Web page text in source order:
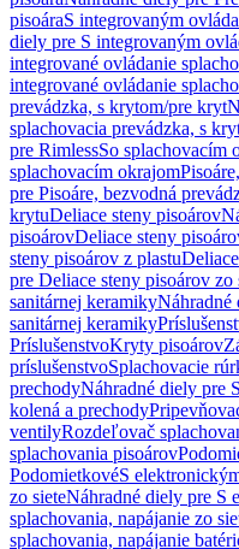
pisoáraS integrovaným
diely pre S integrovaným
integrované ovládanie
integrované ovládanie
prevádzka, s krytom/pre kryt
splachovacia prevádzka, s
pre RimlessSo splachovacím
splachovacím okrajom
pre Pisoáre, bezvodná
krytuDeliace steny pisoárov
pisoárovDeliace steny
steny pisoárov z plastu
pre Deliace steny pisoárov zo
sanitárnej keramikyNáhradné
sanitárnej keramiky
PríslušenstvoKryty pisoárov
príslušenstvoSplachovacie
prechodyNáhradné diely pre
kolená a prechody
ventilyRozdeľovač
splachovania pisoárov
PodomietkovéS
zo sieteNáhradné diely pre S
splachovania, napájanie zo
splachovania, napájanie